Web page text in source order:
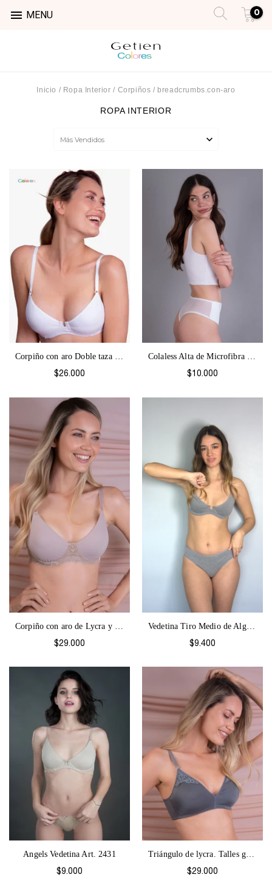
 MENU 0
Inicio / Ropa Interior/ Corpiños / breadcrumbs.con-aro
ROPA INTERIOR
Corpiño con aro Doble taza y Base Colore...
$26.000
Colaless Alta de Microfibra y tul Tecno-...
$10.000
$29.000
Vedetina Tiro Medio de Algodón Colores-2...
$9.400
Angels Vedetina Art. 2431
$9.000
Triángulo de lycra. Talles grandes. Beba...
$29.000